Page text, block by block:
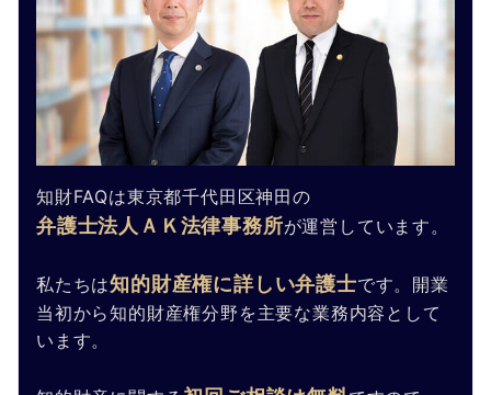
知財FAQは東京都千代田区神田の
弁護士法人ＡＫ法律事務所が運営しています。
私たちは知的財産権に詳しい弁護士です。開業
当初から知的財産権分野を主要な業務内容として
います。